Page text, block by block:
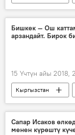
жол
таш
Бишкек — Ош
арзандайт. Бирок
15 Үчтүн айы 2018,
Кыргызстан
Экономика
арзандоо
Сапар Исаков
менен күрөштү